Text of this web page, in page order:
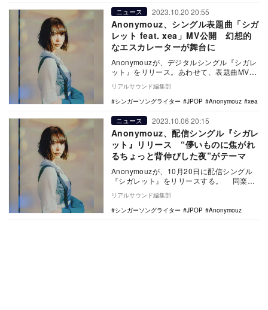
ニュース 2023.10.20 20:55
Anonymouz、シングル表題曲「シガ
レット feat. xea」MV公開 幻想的
なエスカレーターが舞台に
Anonymouzが、デジタルシングル『シガレ
ット』をリリース。あわせて、表題曲MVを
公開した。 「シガレット feat. x…
リアルサウンド編集部
シンガーソングライター
JPOP Anonymouz xea
ニュース 2023.10.06 20:15
Anonymouz、配信シングル『シガレ
ット』リリース “儚いものに焦がれ
るちょっと背伸びした夜”がテーマ
Anonymouzが、10月20日に配信シングル
『シガレット』をリリースする。 同楽曲
は顔出し後初となる、Anonymouz…
リアルサウンド編集部
シンガーソングライター
JPOP Anonymouz